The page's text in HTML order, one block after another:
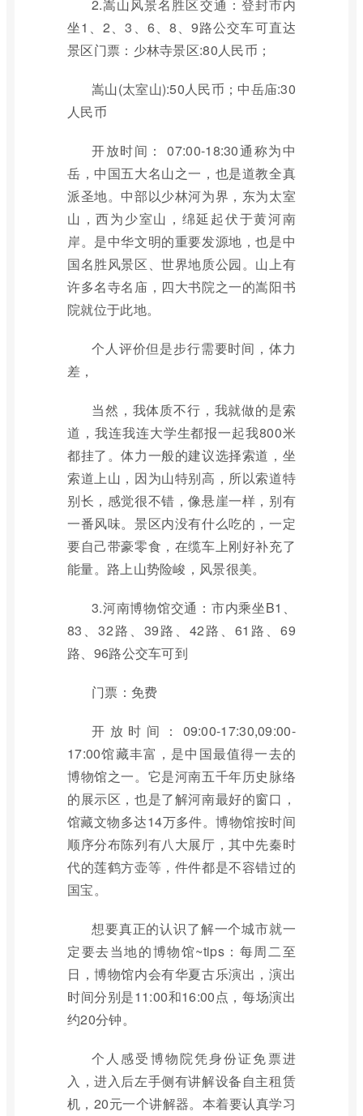
2.嵩山风景名胜区交通：登封市内
坐1、2、3、6、8、9路公交车可直达
景区门票：少林寺景区:80人民币；
嵩山(太室山):50人民币；中岳庙:30
人民币
开放时间： 07:00-18:30通称为中
岳，中国五大名山之一，也是道教全真
派圣地。中部以少林河为界，东为太室
山，西为少室山，绵延起伏于黄河南
岸。是中华文明的重要发源地，也是中
国名胜风景区、世界地质公园。山上有
许多名寺名庙，四大书院之一的嵩阳书
院就位于此地。
个人评价但是步行需要时间，体力
差，
当然，我体质不行，我就做的是索
道，我连我连大学生都报一起我800米
都挂了。体力一般的建议选择索道，坐
索道上山，因为山特别高，所以索道特
别长，感觉很不错，像悬崖一样，别有
一番风味。景区内没有什么吃的，一定
要自己带豪零食，在缆车上刚好补充了
能量。路上山势险峻，风景很美。
3.河南博物馆交通：市内乘坐B1、
83、32路、39路、42路、61路、69
路、96路公交车可到
门票：免费
开放时间：09:00-17:30,09:00-
17:00馆藏丰富，是中国最值得一去的
博物馆之一。它是河南五千年历史脉络
的展示区，也是了解河南最好的窗口，
馆藏文物多达14万多件。博物馆按时间
顺序分布陈列有八大展厅，其中先秦时
代的莲鹤方壶等，件件都是不容错过的
国宝。
想要真正的认识了解一个城市就一
定要去当地的博物馆~tips：每周二至
日，博物馆内会有华夏古乐演出，演出
时间分别是11:00和16:00点，每场演出
约20分钟。
个人感受博物院凭身份证免票进
入，进入后左手侧有讲解设备自主租赁
机，20元一个讲解器。本着要认真学习